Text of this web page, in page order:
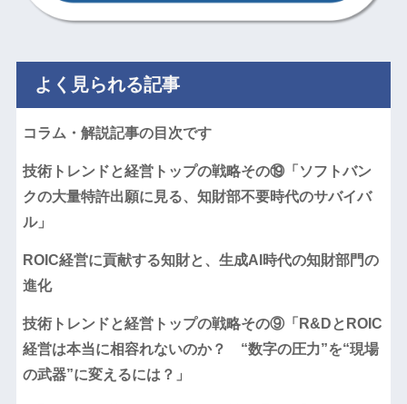
よく見られる記事
コラム・解説記事の目次です
技術トレンドと経営トップの戦略その⑲「ソフトバン
クの大量特許出願に見る、知財部不要時代のサバイバ
ル」
ROIC経営に貢献する知財と、生成AI時代の知財部門の
進化
技術トレンドと経営トップの戦略その⑨「R&DとROIC
経営は本当に相容れないのか？ “数字の圧力”を“現場
の武器”に変えるには？」